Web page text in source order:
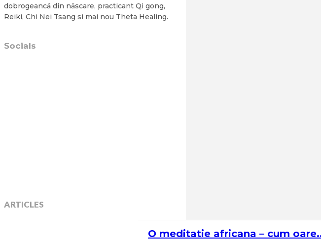
dobrogeancă din născare, practicant Qi gong,
Reiki, Chi Nei Tsang si mai nou Theta Healing.
Socials
ARTICLES
O meditatie africana – cum